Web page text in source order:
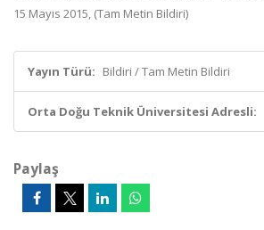
15 Mayıs 2015, (Tam Metin Bildiri)
Yayın Türü: Bildiri / Tam Metin Bildiri
Orta Doğu Teknik Üniversitesi Adresli:
Paylaş